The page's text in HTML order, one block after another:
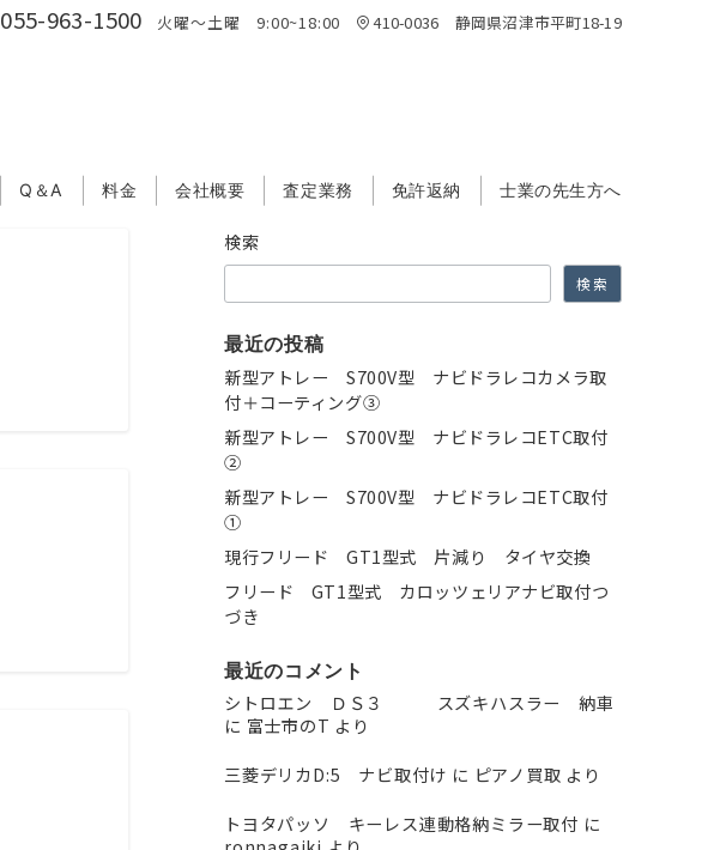
055-963-1500 火曜～土曜 9:00~18:00 410-0036 静岡県沼津市平町18-19
Q＆A 料金 会社概要 査定業務 免許返納 士業の先生方へ
検索
検索
最近の投稿
新型アトレー S700V型 ナビドラレコカメラ取
付＋コーティング③
新型アトレー S700V型 ナビドラレコETC取付
②
新型アトレー S700V型 ナビドラレコETC取付
①
現行フリード GT1型式 片減り タイヤ交換
フリード GT1型式 カロッツェリアナビ取付つ
づき
最近のコメント
シトロエン ＤＳ３ スズキハスラー 納車
に 富士市のT より
三菱デリカD:5 ナビ取付け に ピアノ買取 より
トヨタパッソ キーレス連動格納ミラー取付 に